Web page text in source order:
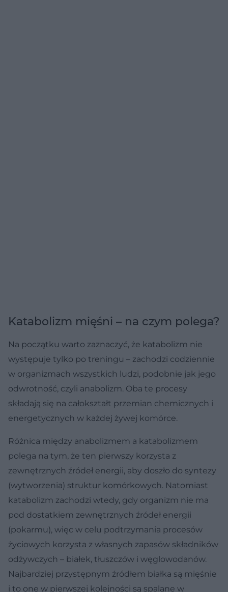
Katabolizm mięśni – na czym polega?
Na początku warto zaznaczyć, że katabolizm nie
występuje tylko po treningu – zachodzi codziennie
w organizmach wszystkich ludzi, podobnie jak jego
odwrotność, czyli anabolizm. Oba te procesy
składają się na całokształt przemian chemicznych i
energetycznych w każdej żywej komórce.
Różnica między anabolizmem a katabolizmem
polega na tym, że ten pierwszy korzysta z
zewnętrznych źródeł energii, aby doszło do syntezy
(wytworzenia) struktur komórkowych. Natomiast
katabolizm zachodzi wtedy, gdy organizm nie ma
pod dostatkiem zewnętrznych źródeł energii
(pokarmu), więc w celu podtrzymania procesów
życiowych korzysta z własnych zapasów składników
odżywczych – białek, tłuszczów i węglowodanów.
Najbardziej przystępnym źródłem białka są mięśnie
i to one w pierwszej kolejności są spalane w